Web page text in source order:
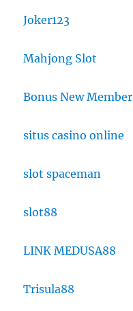
Joker123
Mahjong Slot
Bonus New Member
situs casino online
slot spaceman
slot88
LINK MEDUSA88
Trisula88